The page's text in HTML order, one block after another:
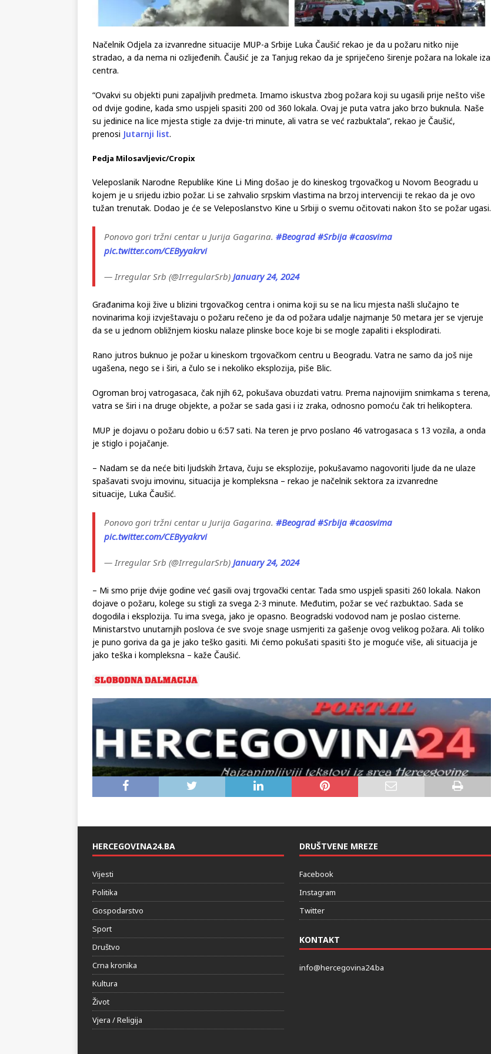
Načelnik Odjela za izvanredne situacije MUP-a Srbije Luka Čaušić rekao je da u požaru nitko nije
stradao, a da nema ni ozlijeđenih. Čaušić je za Tanjug rekao da je spriječeno širenje požara na lokale iza
centra.
“Ovakvi su objekti puni zapaljivih predmeta. Imamo iskustva zbog požara koji su ugasili prije nešto više
od dvije godine, kada smo uspjeli spasiti 200 od 360 lokala. Ovaj je puta vatra jako brzo buknula. Naše
su jedinice na lice mjesta stigle za dvije-tri minute, ali vatra se već razbuktala”, rekao je Čaušić,
prenosi Jutarnji list.
Pedja Milosavljevic/Cropix
Veleposlanik Narodne Republike Kine Li Ming došao je do kineskog trgovačkog u Novom Beogradu u
kojem je u srijedu izbio požar. Li se zahvalio srpskim vlastima na brzoj intervenciji te rekao da je ovo
tužan trenutak. Dodao je će se Veleposlanstvo Kine u Srbiji o svemu očitovati nakon što se požar ugasi.
Ponovo gori tržni centar u Jurija Gagarina. #Beograd #Srbija #caosvima
pic.twitter.com/CEByyakrvi
— Irregular Srb (@IrregularSrb) January 24, 2024
Građanima koji žive u blizini trgovačkog centra i onima koji su se na licu mjesta našli slučajno te
novinarima koji izvještavaju o požaru rečeno je da od požara udalje najmanje 50 metara jer se vjeruje
da se u jednom obližnjem kiosku nalaze plinske boce koje bi se mogle zapaliti i eksplodirati.
Rano jutros buknuo je požar u kineskom trgovačkom centru u Beogradu. Vatra ne samo da još nije
ugašena, nego se i širi, a čulo se i nekoliko eksplozija, piše Blic.
Ogroman broj vatrogasaca, čak njih 62, pokušava obuzdati vatru. Prema najnovijim snimkama s terena,
vatra se širi i na druge objekte, a požar se sada gasi i iz zraka, odnosno pomoću čak tri helikoptera.
MUP je dojavu o požaru dobio u 6:57 sati. Na teren je prvo poslano 46 vatrogasaca s 13 vozila, a onda
je stiglo i pojačanje.
– Nadam se da neće biti ljudskih žrtava, čuju se eksplozije, pokušavamo nagovoriti ljude da ne ulaze
spašavati svoju imovinu, situacija je kompleksna – rekao je načelnik sektora za izvanredne
situacije, Luka Čaušić.
Ponovo gori tržni centar u Jurija Gagarina. #Beograd #Srbija #caosvima
pic.twitter.com/CEByyakrvi
— Irregular Srb (@IrregularSrb) January 24, 2024
– Mi smo prije dvije godine već gasili ovaj trgovački centar. Tada smo uspjeli spasiti 260 lokala. Nakon
dojave o požaru, kolege su stigli za svega 2-3 minute. Međutim, požar se već razbuktao. Sada se
dogodila i eksplozija. Tu ima svega, jako je opasno. Beogradski vodovod nam je poslao cisterne.
Ministarstvo unutarnjih poslova će sve svoje snage usmjeriti za gašenje ovog velikog požara. Ali toliko
je puno goriva da ga je jako teško gasiti. Mi ćemo pokušati spasiti što je moguće više, ali situacija je
jako teška i kompleksna – kaže Čaušić.
HERCEGOVINA24.BA
Vijesti
Politika
Gospodarstvo
Sport
Društvo
Crna kronika
Kultura
Život
Vjera / Religija
DRUŠTVENE MREZE
Facebook
Instagram
Twitter
KONTAKT
info@hercegovina24.ba